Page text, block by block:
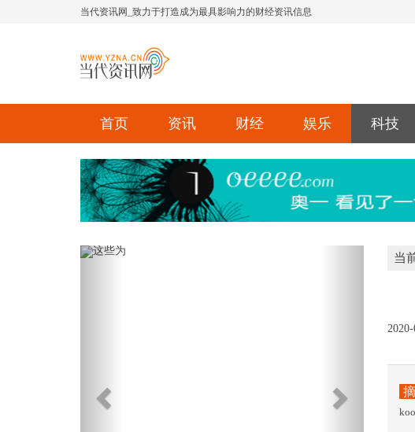
当代资讯网_致力于打造成为最具影响力的财经资讯信息
首页 资讯 财经 娱乐 科技
Previous 当